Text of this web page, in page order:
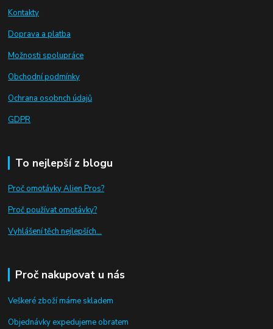
Kontakty
Doprava a platba
Možnosti spolupráce
Obchodní podmínky
Ochrana osobnch údajů
GDPR
To nejlepší z blogu
Proč omotávky Alien Pros?
Proč používat omotávky?
Vyhlášení těch nejlepších...
Proč nakupovat u nás
Veškeré zboží máme skladem
Objednávky expedujeme obratem